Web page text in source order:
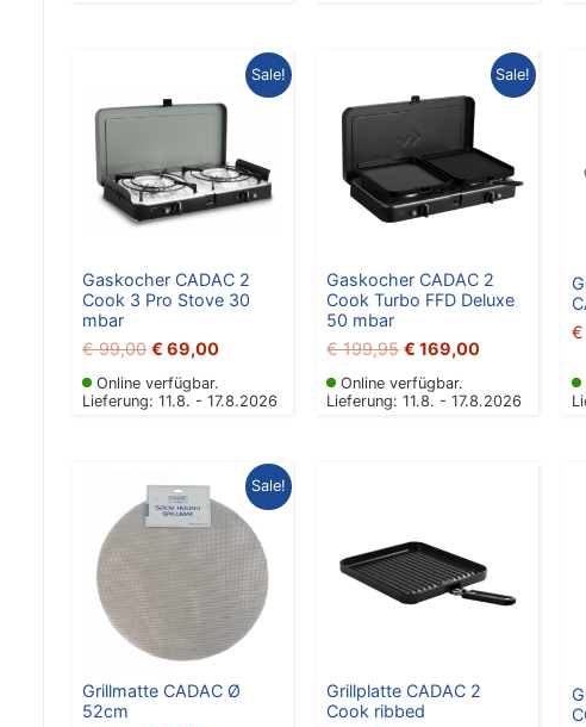
Sale!
Gaskocher CADAC 2
Cook 3 Pro Stove 30
mbar
€99,00
Ursprünglicher
war:
€ 69,00
Aktueller
Preis
ist:
€ 69,00.
Online verfügbar.
Lieferung: 11.8. - 17.8.2026
Sale!
Gaskocher CADAC 2
Cook Turbo FFD Deluxe
50 mbar
€199,95
Ursprünglicher
war:
€ 199,95
€ 169,00
Aktueller
Preis
ist:
Online verfügbar.
Lieferung: 11.8. - 17.8.2026
€
Sale!
Grillmatte CADAC Ø
52cm
Ursprünglicher
Preis
war:
€ 10,00
Aktueller
Preis
ist:
€ 4,00.
Grillplatte CADAC 2
Cook ribbed